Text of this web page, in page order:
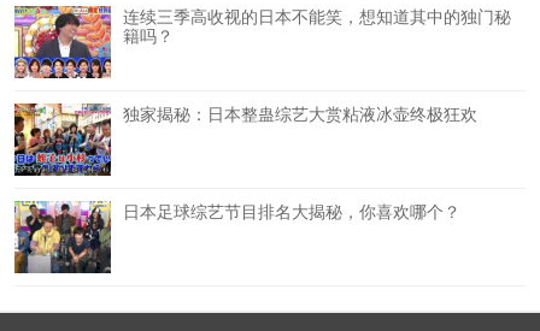
连续三季高收视的日本不能笑，想知道其中的独门秘
籍吗？
独家揭秘：日本整蛊综艺大赏粘液冰壶终极狂欢
日本足球综艺节目排名大揭秘，你喜欢哪个？